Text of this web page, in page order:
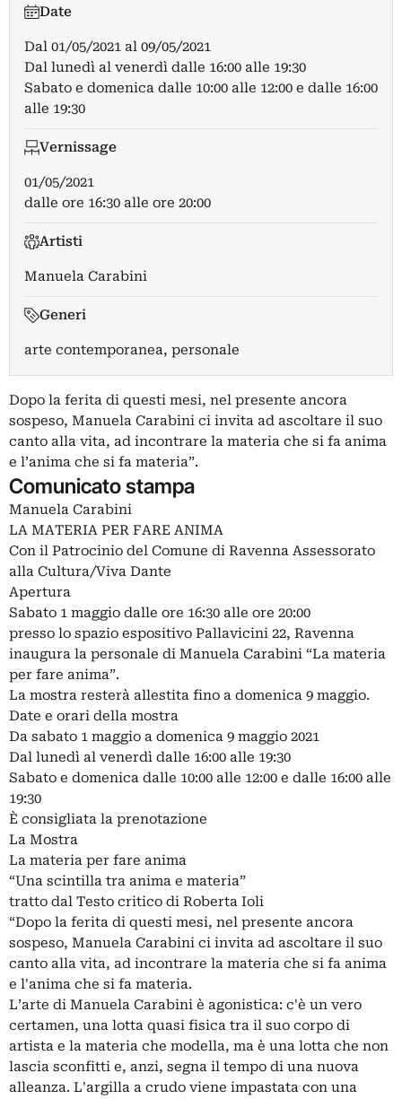
Date
Dal 01/05/2021 al 09/05/2021
Dal lunedì al venerdì dalle 16:00 alle 19:30
Sabato e domenica dalle 10:00 alle 12:00 e dalle 16:00
alle 19:30
Vernissage
01/05/2021
dalle ore 16:30 alle ore 20:00
Artisti
Manuela Carabini
Generi
arte contemporanea, personale
Dopo la ferita di questi mesi, nel presente ancora
sospeso, Manuela Carabini ci invita ad ascoltare il suo
canto alla vita, ad incontrare la materia che si fa anima
e l’anima che si fa materia”.
Comunicato stampa
Manuela Carabini
LA MATERIA PER FARE ANIMA
Con il Patrocinio del Comune di Ravenna Assessorato
alla Cultura/Viva Dante
Apertura
Sabato 1 maggio dalle ore 16:30 alle ore 20:00
presso lo spazio espositivo Pallavicini 22, Ravenna
inaugura la personale di Manuela Carabini “La materia
per fare anima”.
La mostra resterà allestita fino a domenica 9 maggio.
Date e orari della mostra
Da sabato 1 maggio a domenica 9 maggio 2021
Dal lunedì al venerdì dalle 16:00 alle 19:30
Sabato e domenica dalle 10:00 alle 12:00 e dalle 16:00 alle
19:30
È consigliata la prenotazione
La Mostra
La materia per fare anima
“Una scintilla tra anima e materia”
tratto dal Testo critico di Roberta Ioli
“Dopo la ferita di questi mesi, nel presente ancora
sospeso, Manuela Carabini ci invita ad ascoltare il suo
canto alla vita, ad incontrare la materia che si fa anima
e l'anima che si fa materia.
L’arte di Manuela Carabini è agonistica: c'è un vero
certamen, una lotta quasi fisica tra il suo corpo di
artista e la materia che modella, ma è una lotta che non
lascia sconfitti e, anzi, segna il tempo di una nuova
alleanza. L'argilla a crudo viene impastata con una